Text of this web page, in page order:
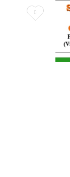
Love
0